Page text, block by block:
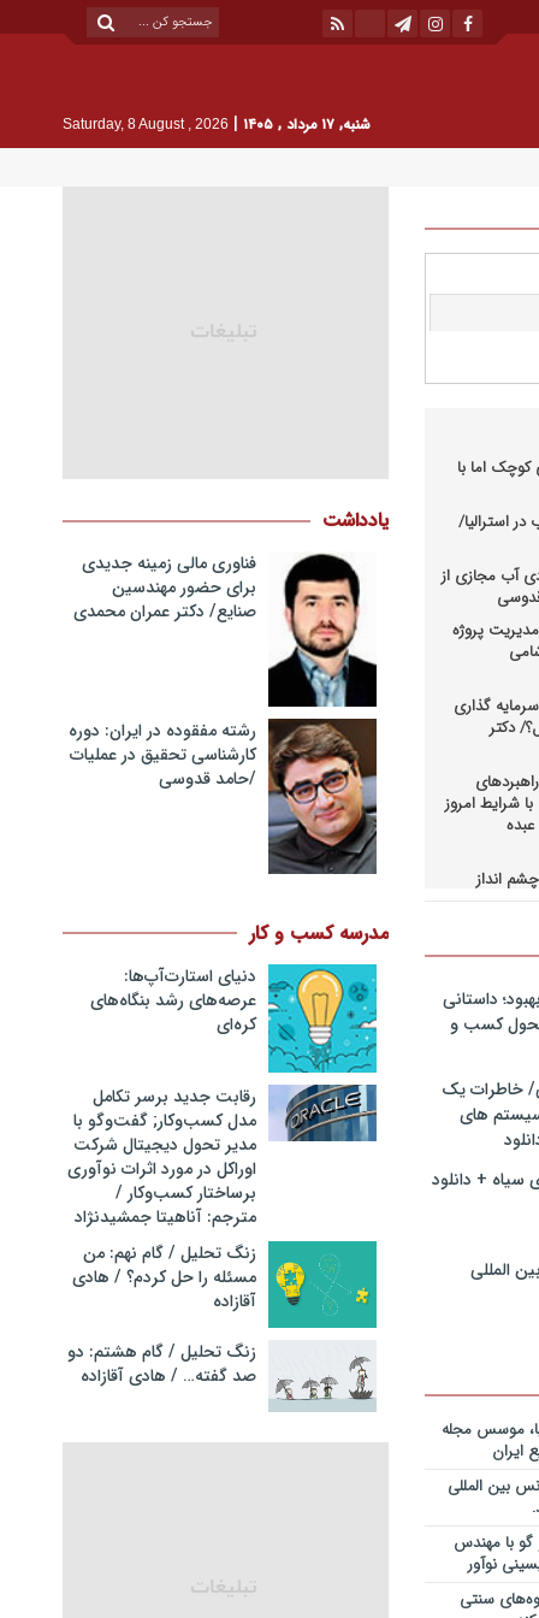
شنبه, ۱۷ مرداد , ۱۴۰۵ |
Saturday, 8 August , 2026
اما با
استرالیا/
آب مجازی از
پروژه
گذاری
دکتر
شرایط امروز
انداز
بالادستی
فایل
در
مدیران
فرایند
فایل
فایل
قراردادها
نوبل
قراردادها
نوبل
فایل
قراردادها
نوبل
در
داستانی
تحول کسب و
خاطرات یک
های
سیاه + دانلود
المللی
موسس مجله
ایران
بین المللی
با مهندس
نوآور
سنتی
یادداشت
فناوری مالی زمینه جدیدی
برای حضور مهندسین
صنایع/ دکتر عمران محمدی
رشته مفقوده در ایران: دوره
کارشناسی تحقیق در عملیات
/حامد قدوسی
مدرسه کسب و کار
دنیای استارت‌آپ‌ها:
عرصه‌های رشد بنگاه‌های
کره‌ای‌
رقابت جدید برسر تکامل
مدل کسب‌و‌کار; گفت‌وگو با
مدیر تحول دیجیتال شرکت
اوراکل در مورد اثرات نوآوری
برساختار کسب‌وکار /
مترجم: آناهیتا جمشیدنژاد
زنگ تحلیل / گام نهم: من
مسئله را حل کردم؟ / هادی
آقازاده
زنگ تحلیل / گام هشتم: دو
صد گفته… / هادی آقازاده